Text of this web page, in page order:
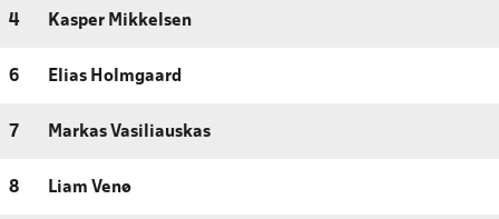
4 Kasper Mikkelsen
6 Elias Holmgaard
7 Markas Vasiliauskas
8 Liam Venø